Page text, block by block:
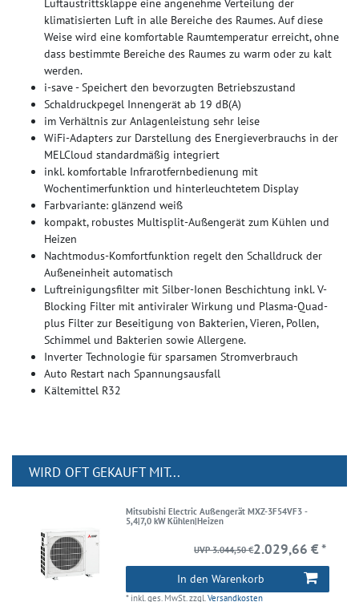
Luftaustrittsklappe eine angenehme Verteilung der
klimatisierten Luft in alle Bereiche des Raumes. Auf diese
Weise wird eine komfortable Raumtemperatur erreicht, ohne
dass bestimmte Bereiche des Raumes zu warm oder zu kalt
werden.
i-save - Speichert den bevorzugten Betriebszustand
Schaldruckpegel Innengerät ab 19 dB(A)
im Verhältnis zur Anlagenleistung sehr leise
WiFi-Adapters zur Darstellung des Energieverbrauchs in der
MELCloud standardmäßig integriert
inkl. komfortable Infrarotfernbedienung mit
Wochentimerfunktion und hinterleuchtetem Display
Farbvariante: glänzend weiß
kompakt, robustes Multisplit-Außengerät zum Kühlen und
Heizen
Nachtmodus-Komfortfunktion regelt den Schalldruck der
Außeneinheit automatisch
Luftreinigungsfilter mit Silber-Ionen Beschichtung inkl. V-
Blocking Filter mit antiviraler Wirkung und Plasma-Quad-
plus Filter zur Beseitigung von Bakterien, Vieren, Pollen,
Schimmel und Bakterien sowie Allergene.
Inverter Technologie für sparsamen Stromverbrauch
Auto Restart nach Spannungsausfall
Kältemittel R32
WIRD OFT GEKAUFT MIT...
Mitsubishi Electric Außengerät MXZ-3F54VF3 -
5,4|7,0 kW Kühlen|Heizen
UVP 3.044,50 €2.029,66 € *
In den Warenkorb
* inkl. ges. MwSt.zzgl.Versandkosten